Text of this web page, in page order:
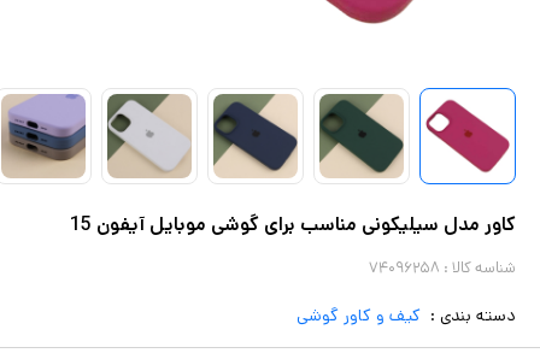
کاور مدل سیلیکونی مناسب برای گوشی موبایل آیفون 15
شناسه کالا : ۷۴۰۹۶۲۵۸
دسته بندی : کیف و کاور گوشی